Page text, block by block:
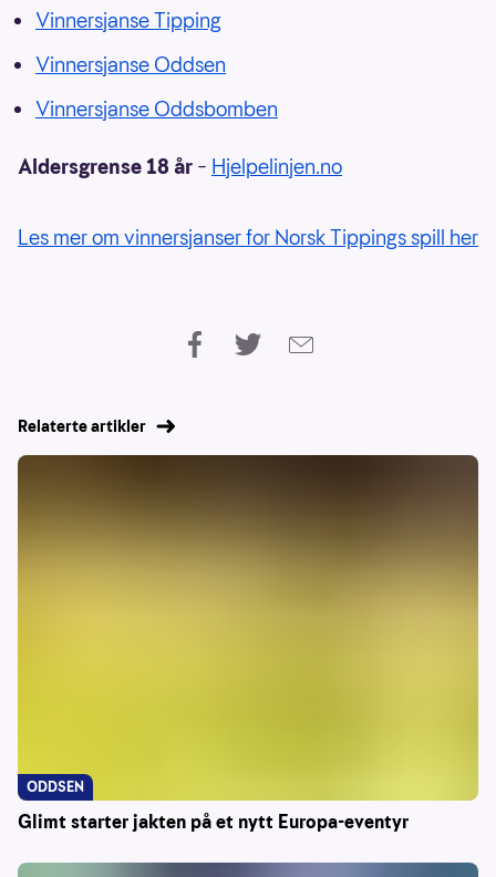
Vinnersjanse Tipping
Vinnersjanse Oddsen
Vinnersjanse Oddsbomben
Aldersgrense 18 år – Hjelpelinjen.no
Les mer om vinnersjanser for Norsk Tippings spill her
Relaterte artikler
Glimt starter jakten på et nytt Europa-eventyr
ODDSEN